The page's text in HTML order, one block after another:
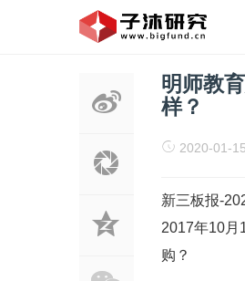
明师教
样？
2020-01-
新三板报-
2017年10月
购？